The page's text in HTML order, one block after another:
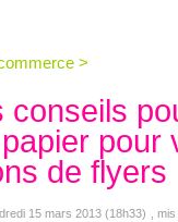
>
conseils
pour
de flyers
15 mars 2013 (18h33)
,